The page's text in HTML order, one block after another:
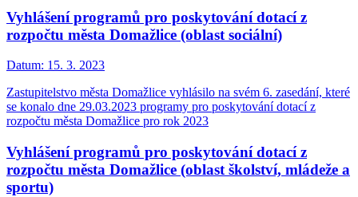
Vyhlášení programů pro poskytování dotací z
rozpočtu města Domažlice (oblast sociální)
Datum: 15. 3. 2023
Zastupitelstvo města Domažlice vyhlásilo na svém 6. zasedání, které
se konalo dne 29.03.2023 programy pro poskytování dotací z
rozpočtu města Domažlice pro rok 2023
Vyhlášení programů pro poskytování dotací z
rozpočtu města Domažlice (oblast školství, mládeže a
sportu)